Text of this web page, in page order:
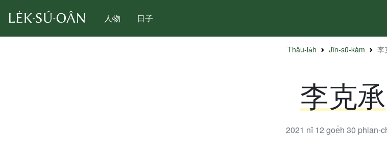
人物 日子
Thâu-ia̍h Jîn-sū-kàm 李
李克承
2021 nî 12 goe̍h 30 phian-